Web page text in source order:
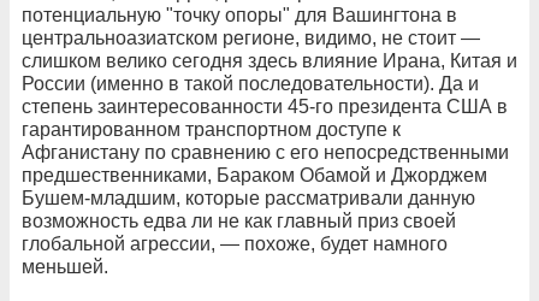
потенциальную "точку опоры" для Вашингтона в
центральноазиатском регионе, видимо, не стоит —
слишком велико сегодня здесь влияние Ирана, Китая и
России (именно в такой последовательности). Да и
степень заинтересованности 45‑го президента США в
гарантированном транспортном доступе к
Афганистану по сравнению с его непосредственными
предшественниками, Бараком Обамой и Джорджем
Бушем-младшим, которые рассматривали данную
возможность едва ли не как главный приз своей
глобальной агрессии, — похоже, будет намного
меньшей.